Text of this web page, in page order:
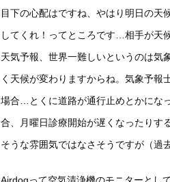
目下の心配はですね、やはり明日の
してくれ！ってところです…相手が天
天気予報、世界一難しいというのは気
く天候が変わりますからね。気象予報
場合…とくに道路が通行止めとかにな
合、月曜日診療開始が遅くなったりす
そうな雰囲気ではなさそうですが（過